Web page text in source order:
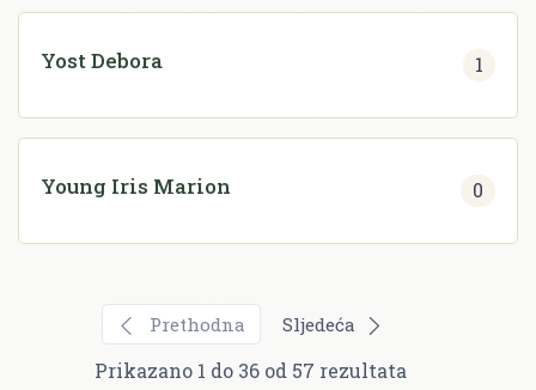
Yost Debora 1
Young Iris Marion 0
Prethodna Sljedeća
Prikazano 1 do 36od 57 rezultata